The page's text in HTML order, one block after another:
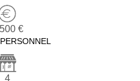
€
4